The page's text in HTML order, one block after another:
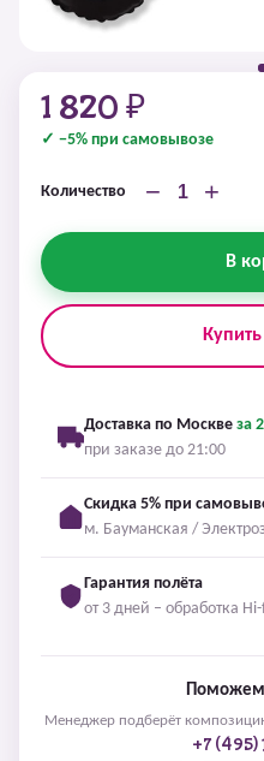
1 820 ₽
✓ −5% при самовывозе
Количество − +
В
Доставка по Москве за
при заказе до 21:00
Скидка 5% при
м. Бауманская /
Гарантия полёта
от 3 дней – обработка
Менеджер подберёт
+7